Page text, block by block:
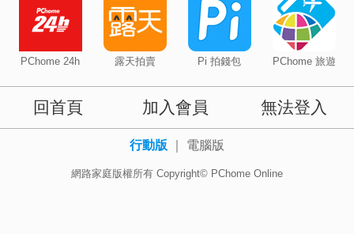
PChome 24h 露天拍賣 Pi 拍錢包 PChome 旅遊
回首頁 加入會員 無法登入
行動版 電腦版
網路家庭版權所有 Copyright© PChome Online